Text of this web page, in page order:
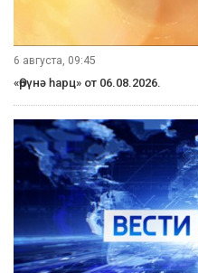
6 августа, 09:45
«Өрүнә һарц» от 06.08.2026.